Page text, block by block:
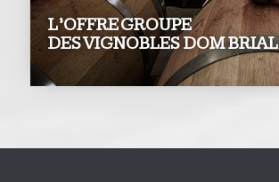
L’OFFRE GROUPE
DES VIGNOBLES DOM BRIAL